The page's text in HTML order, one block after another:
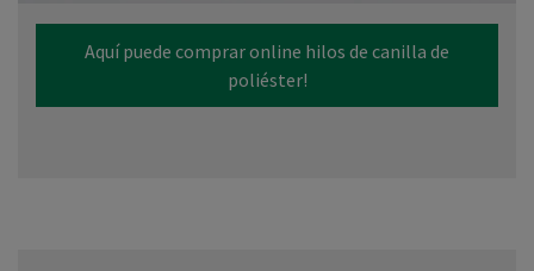
Aquí puede comprar online hilos de canilla de
poliéster!